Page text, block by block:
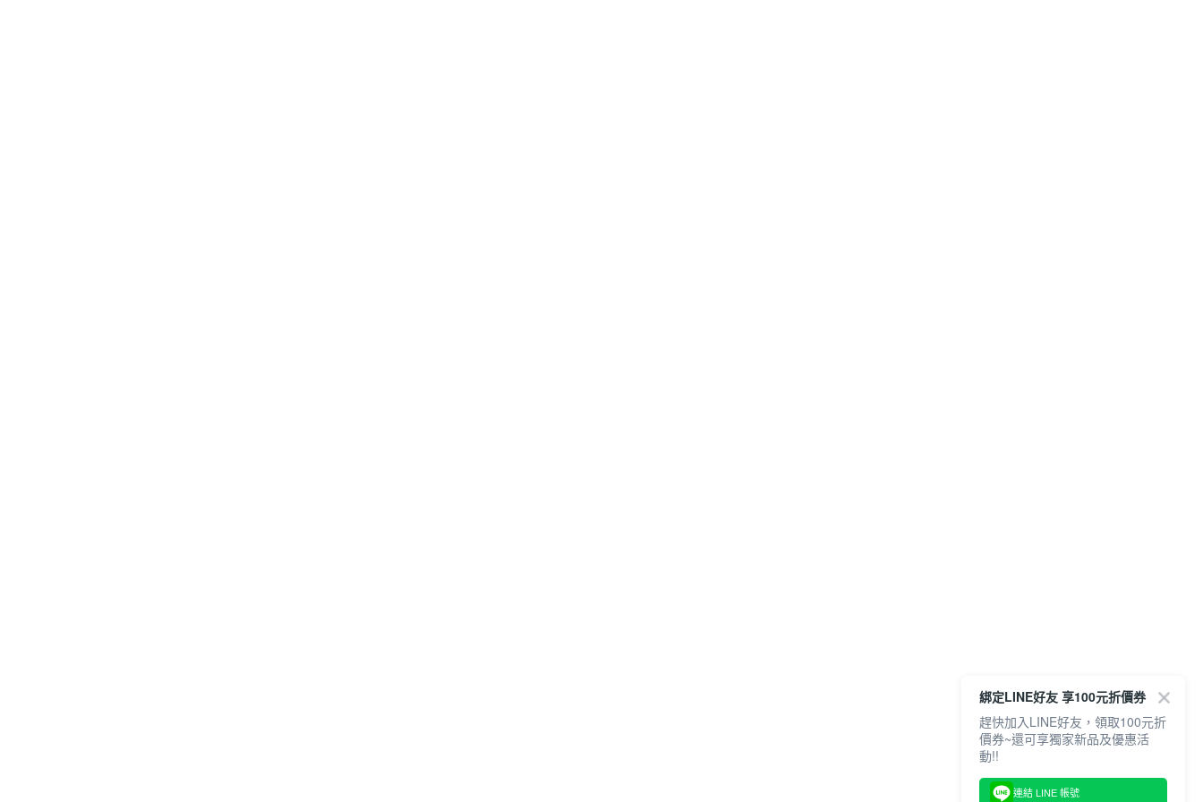
綁定LINE好友 享100元折價券
趕快加入LINE好友，領取100元折
價券~還可享獨家新品及優惠活
動!!
連結 LINE 帳號